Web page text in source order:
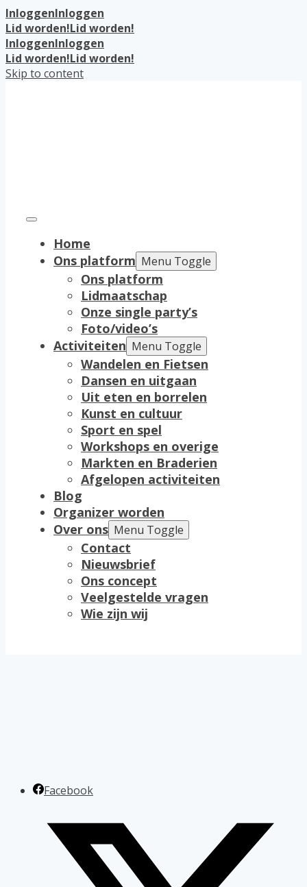
InloggenInloggen
Lid worden!Lid worden!
InloggenInloggen
Lid worden!Lid worden!
Skip to content
Home
Ons platform Menu Toggle
Ons platform
Lidmaatschap
Onze single party’s
Foto/video’s
Activiteiten Menu Toggle
Wandelen en Fietsen
Dansen en uitgaan
Uit eten en borrelen
Kunst en cultuur
Sport en spel
Workshops en overige
Markten en Braderien
Afgelopen activiteiten
Blog
Organizer worden
Over ons Menu Toggle
Contact
Nieuwsbrief
Ons concept
Veelgestelde vragen
Wie zijn wij
Facebook